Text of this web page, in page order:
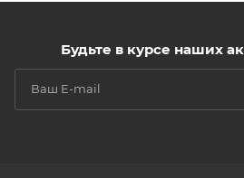
Будьте в курсе наших